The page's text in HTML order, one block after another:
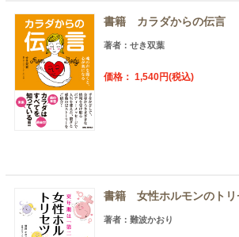
書籍 カラダからの伝言
著者：せき双葉
価格： 1,540円(税込)
書籍 女性ホルモンのトリ
著者：難波かおり